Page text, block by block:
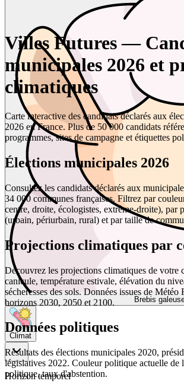
Brebis
Climat
Horizon temporel
Villes Futures —
municipales 2026 et
climatiques
Carte interactive des candidats déclarés aux
2026 en France. Plus de 50 000 candidats
programmes, sites de campagne et étiquettes
Élections municipales 2026
Consultez les candidats déclarés aux
34 000 communes françaises. Filtrez par
centre, droite, écologistes, extrême-droite), par
(urbain, périurbain, rural) et par taille de
Projections climatiques par
Découvrez les projections climatiques de votre
canicule, température estivale, élévation du
sécheresses des sols. Données issues de
horizons 2030, 2050 et 2100.
Données politiques
Résultats des élections municipales 2020,
législatives 2022. Couleur politique actuelle de
politique, taux d'abstention.